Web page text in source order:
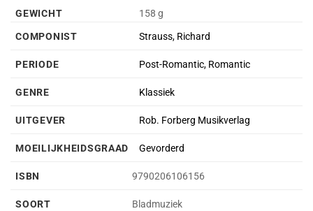
GEWICHT
158 g
COMPONIST
Strauss, Richard
PERIODE Post-Romantic, Romantic
GENRE Klassiek
UITGEVER Rob. Forberg Musikverlag
MOEILIJKHEIDSGRAAD Gevorderd
ISBN 9790206106156
SOORT Bladmuziek